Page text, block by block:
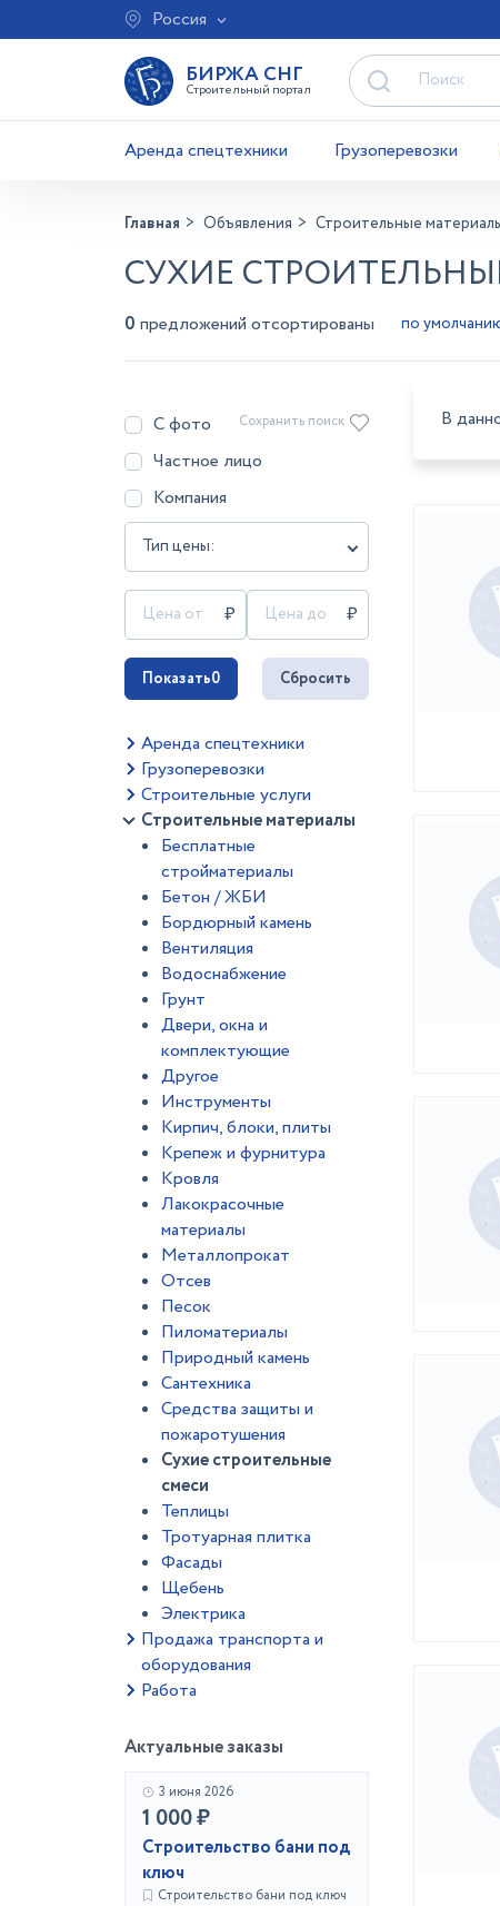
Россия
БИРЖА СНГ
Строительный портал
Аренда спецтехники Грузоперевозки
Главная Объявления Строительные
СУХИЕ
0 предложений отсортированы
С фото
Частное лицо
Компания
Тип цены:
Сохранить поиск
Показать0 Сбросить
Аренда спецтехники
Грузоперевозки
Строительные услуги
Строительные материалы
Бесплатные
стройматериалы
Бетон / ЖБИ
Бордюрный камень
Вентиляция
Водоснабжение
Грунт
Двери, окна и
комплектующие
Другое
Инструменты
Кирпич, блоки, плиты
Крепеж и фурнитура
Кровля
Лакокрасочные
материалы
Металлопрокат
Отсев
Песок
Пиломатериалы
Природный камень
Сантехника
Средства защиты и
пожаротушения
Сухие строительные
смеси
Теплицы
Тротуарная плитка
Фасады
Щебень
Электрика
Продажа транспорта и
оборудования
Работа
Актуальные заказы
3 июня 2026
1 000 ₽
Строительство бани под
ключ
Строительство бани под ключ
В